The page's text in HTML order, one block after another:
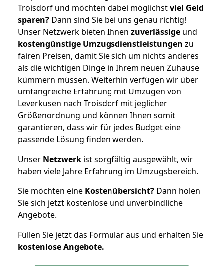
Troisdorf und möchten dabei möglichstviel Geld
sparen? Dann sind Sie bei uns genau richtig!
Unser Netzwerk bieten Ihnen zuverlässige und
kostengünstige Umzugsdienstleistungen zu
fairen Preisen, damit Sie sich um nichts anderes
als die wichtigen Dinge in Ihrem neuen Zuhause
kümmern müssen. Weiterhin verfügen wir über
umfangreiche Erfahrung mit Umzügen von
Leverkusen nach Troisdorf mit jeglicher
Größenordnung und können Ihnen somit
garantieren, dass wir für jedes Budget eine
passende Lösung finden werden.
Unser Netzwerk ist sorgfältig ausgewählt, wir
haben viele Jahre Erfahrung im Umzugsbereich.
Sie möchten eine Kostenübersicht? Dann holen
Sie sich jetzt kostenlose und unverbindliche
Angebote.
Füllen Sie jetzt das Formular aus und erhalten Sie
kostenloseAngebote.